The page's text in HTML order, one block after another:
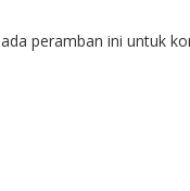
peramban ini untuk